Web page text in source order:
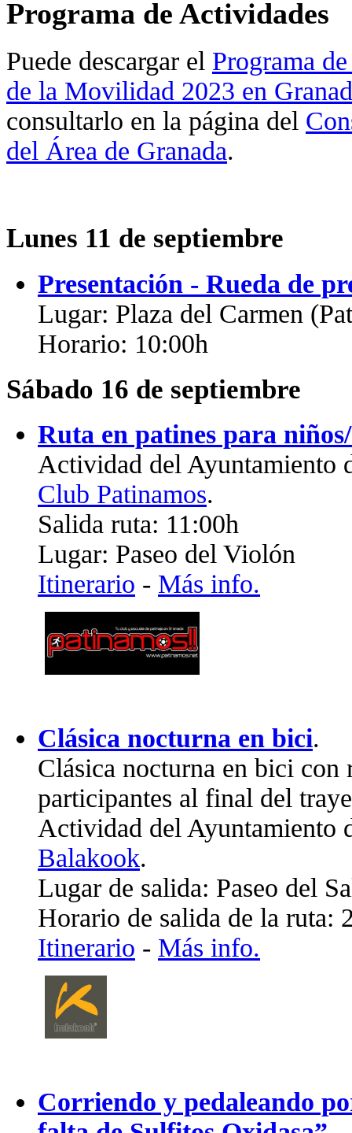
Programa de Actividades
Puede descargar el Programa
de la Movilidad 2023 en
consultarlo en la página del
del Área de Granada.
Lunes 11 de septiembre
Presentación - Rueda de
Lugar: Plaza del Carmen
Horario: 10:00h
Sábado 16 de septiembre
Ruta en patines para
Actividad del Ayuntamiento
Club Patinamos.
Salida ruta: 11:00h
Lugar: Paseo del Violón
Itinerario - Más info.
Clásica nocturna en bici.
Clásica nocturna en bici con
participantes al final del
Actividad del Ayuntamiento
Balakook.
Lugar de salida: Paseo del
Horario de salida de la ruta:
Itinerario - Más info.
Corriendo y pedaleando